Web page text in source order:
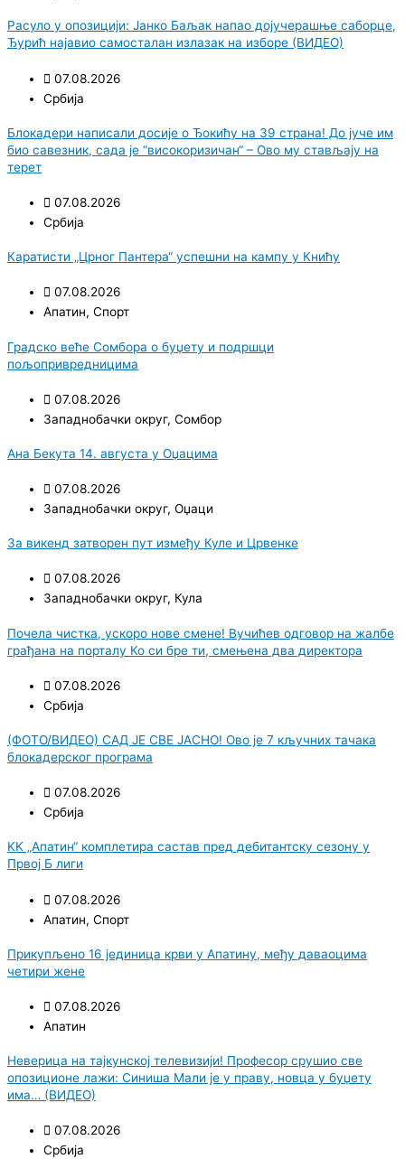
Расуло у опозицији: Јанко Баљак напао дојучерашње саборце,
Ђурић најавио самосталан излазак на изборе (ВИДЕО)
07.08.2026
Србија
Блокадери написали досије о Ђокићу на 39 страна! До јуче им
био савезник, сада је “високоризичан“ – Ово му стављају на
терет
07.08.2026
Србија
Каратисти „Црног Пантера“ успешни на кампу у Книћу
07.08.2026
Апатин, Спорт
Градско веће Сомбора о буџету и подршци
пољопривредницима
07.08.2026
Западнобачки округ, Сомбор
Ана Бекута 14. августа у Оџацима
07.08.2026
Западнобачки округ, Оџаци
За викенд затворен пут између Куле и Црвенке
07.08.2026
Западнобачки округ, Кула
Почела чистка, ускоро нове смене! Вучићев одговор на жалбе
грађана на порталу Ко си бре ти, смењена два директора
07.08.2026
Србија
(ФОТО/ВИДЕО) САД ЈЕ СВЕ ЈАСНО! Ово је 7 кључних тачака
блокадерског програма
07.08.2026
Србија
KK „Апатин“ комплетира састав пред дебитантску сезону у
Првој Б лиги
07.08.2026
Апатин, Спорт
Прикупљено 16 јединица крви у Апатину, међу даваоцима
четири жене
07.08.2026
Апатин
Неверица на тајкунској телевизији! Професор срушио све
опозиционе лажи: Синиша Мали је у праву, новца у буџету
има… (ВИДЕО)
07.08.2026
Србија